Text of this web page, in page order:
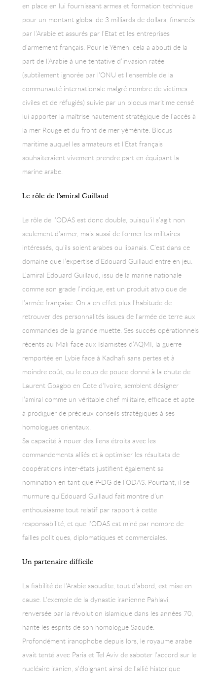
en place en lui fournissant armes et formation technique
pour un montant global de 3 milliards de dollars, financés
par l’Arabie et assurés par l’Etat et les entreprises
d’armement français. Pour le Yémen, cela a abouti de la
part de l’Arabie à une tentative d’invasion ratée
(subtilement ignorée par l’ONU et l’ensemble de la
communauté internationale malgré nombre de victimes
civiles et de réfugiés) suivie par un blocus maritime censé
lui apporter la maîtrise hautement stratégique de l’accès à
la mer Rouge et du front de mer yéménite. Blocus
maritime auquel les armateurs et l’Etat français
souhaiteraient vivement prendre part en équipant la
marine arabe.
Le rôle de l’amiral Guillaud
Le rôle de l’ODAS est donc double, puisqu’il s’agit non
seulement d’armer, mais aussi de former les militaires
intéressés, qu’ils soient arabes ou libanais. C’est dans ce
domaine que l’expertise d’Edouard Guillaud entre en jeu.
L’amiral Edouard Guillaud, issu de la marine nationale
comme son grade l’indique, est un produit atypique de
l’armée française. On a en effet plus l’habitude de
retrouver des personnalités issues de l’armée de terre aux
commandes de la grande muette. Ses succès opérationnels
récents au Mali face aux Islamistes d’AQMI, la guerre
remportée en Lybie face à Kadhafi sans pertes et à
moindre coût, ou le coup de pouce donné à la chute de
Laurent Gbagbo en Cote d’Ivoire, semblent désigner
l’amiral comme un véritable chef militaire, efficace et apte
à prodiguer de précieux conseils stratégiques à ses
homologues orientaux.
Sa capacité à nouer des liens étroits avec les
commandements alliés et à optimiser les résultats de
coopérations inter-états justifient également sa
nomination en tant que P-DG de l’ODAS. Pourtant, il se
murmure qu’Edouard Guillaud fait montre d’un
enthousiasme tout relatif par rapport à cette
responsabilité, et que l’ODAS est miné par nombre de
failles politiques, diplomatiques et commerciales.
Un partenaire difficile
La fiabilité de l’Arabie saoudite, tout d’abord, est mise en
cause. L’exemple de la dynastie iranienne Pahlavi,
renversée par la révolution islamique dans les années 70,
hante les esprits de son homologue Saoude.
Profondément iranophobe depuis lors, le royaume arabe
avait tenté avec Paris et Tel Aviv de saboter l’accord sur le
nucléaire iranien, s’éloignant ainsi de l’allié historique